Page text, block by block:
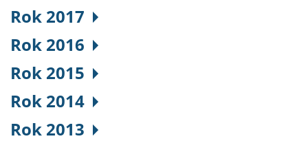
Rok 2017
Rok 2016
Rok 2015
Rok 2014
Rok 2013